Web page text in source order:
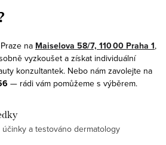
na Maiselova 58/7, 110 00 Praha 1,
vyzkoušet a získat individuální
konzultantek. Nebo nám zavolejte na
— rádi vám pomůžeme s výběrem.
a testováno dermatology